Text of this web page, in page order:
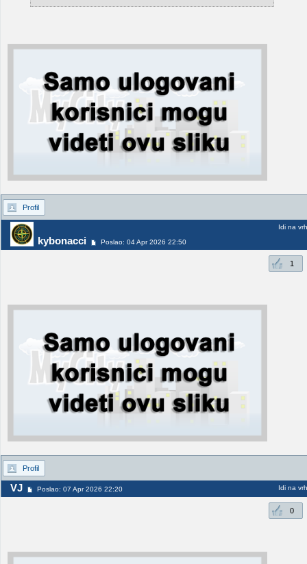
Profil
kybonacci Poslao: 04 Apr 2026 22:50
Idi na vrh
1
Profil
VJ Poslao: 07 Apr 2026 22:20 Idi na vrh
0